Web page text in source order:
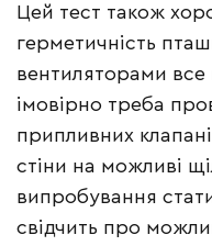
Цей тест також
герметичність
вентиляторами все
імовірно треба
припливних
стіни на можливі
випробування
свідчить про